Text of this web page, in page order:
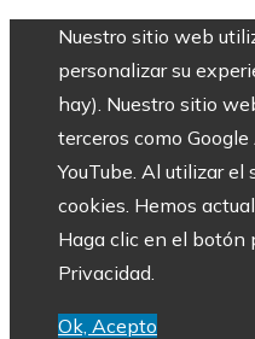
Nuestro sitio web
personalizar su
hay). Nuestro sitio
terceros como
YouTube. Al utilizar el
cookies. Hemos
Haga clic en el botón
Privacidad.
Ok, Acepto